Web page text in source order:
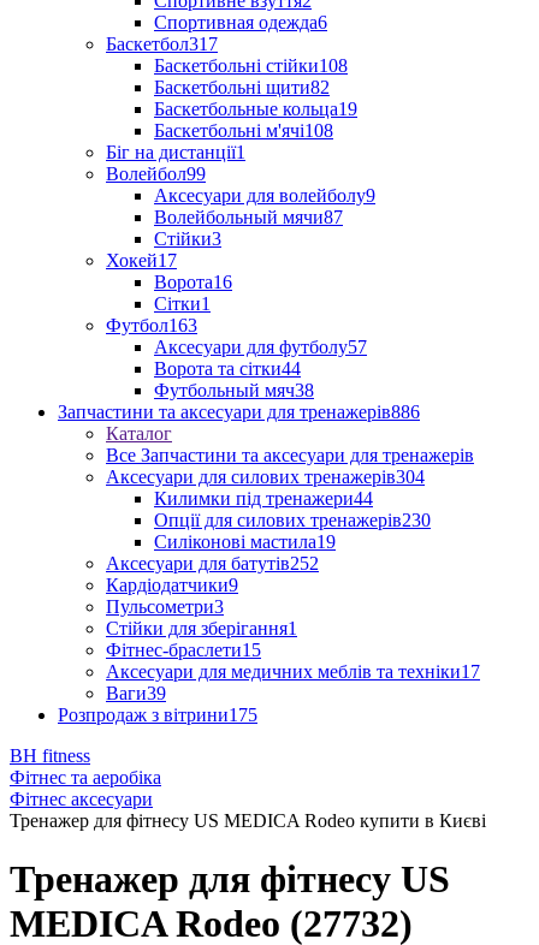
Спортивная одежда6
Баскетбол317
Баскетбольні стійки108
Баскетбольні щити82
Баскетбольные кольца19
Баскетбольні м'ячі108
Біг на дистанції1
Волейбол99
Аксесуари для волейболу9
Волейбольный мячи87
Стійки3
Хокей17
Ворота16
Сітки1
Футбол163
Аксесуари для футболу57
Ворота та сітки44
Футбольный мяч38
Запчастини та аксесуари для тренажерів886
Каталог
Все Запчастини та аксесуари для тренажерів
Аксесуари для силових тренажерів304
Килимки під тренажери44
Опції для силових тренажерів230
Силіконові мастила19
Аксесуари для батутів252
Кардіодатчики9
Пульсометри3
Стійки для зберігання1
Фітнес-браслети15
Аксесуари для медичних меблів та техніки17
Ваги39
Розпродаж з вітрини175
BH fitness
Фітнес та аеробіка
Фітнес аксесуари
Тренажер для фітнесу US MEDICA Rodeo купити в Києві
Тренажер для фітнесу US
MEDICA Rodeo (27732)